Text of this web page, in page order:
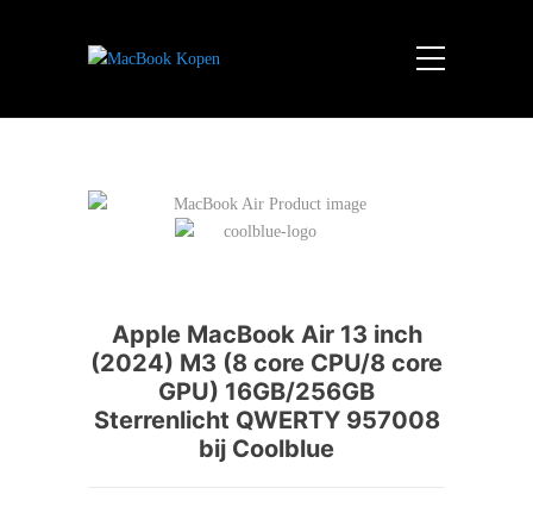
Apple MacBook Air 13 inch
(2024) M3 (8 core CPU/8 core
GPU) 16GB/256GB
Sterrenlicht QWERTY 957008
bij Coolblue